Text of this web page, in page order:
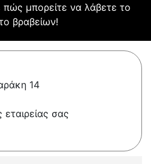
πώς μπορείτε να λάβετε το
βραβείων!
14
εταιρείας σας